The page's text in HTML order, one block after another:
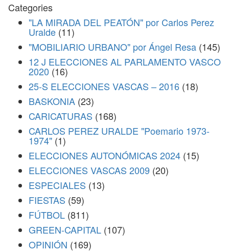
Categories
"LA MIRADA DEL PEATÓN" por Carlos Perez
Uralde (11)
"MOBILIARIO URBANO" por Ángel Resa (145)
12 J ELECCIONES AL PARLAMENTO VASCO
2020 (16)
25-S ELECCIONES VASCAS – 2016 (18)
BASKONIA (23)
CARICATURAS (168)
CARLOS PEREZ URALDE "Poemario 1973-
1974" (1)
ELECCIONES AUTONÓMICAS 2024 (15)
ELECCIONES VASCAS 2009 (20)
ESPECIALES (13)
FIESTAS (59)
FÚTBOL (811)
GREEN-CAPITAL (107)
OPINIÓN (169)